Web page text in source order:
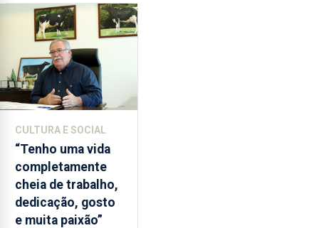
CULTURA E SOCIAL
“Tenho uma vida
completamente
cheia de trabalho,
dedicação, gosto
e muita paixão”